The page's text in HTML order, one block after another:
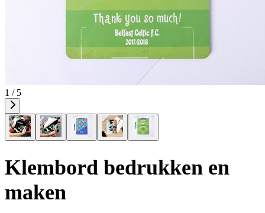
1 / 5
Klembord bedrukken en
maken